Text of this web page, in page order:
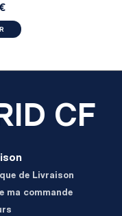
€
CF
de Livraison
ma commande